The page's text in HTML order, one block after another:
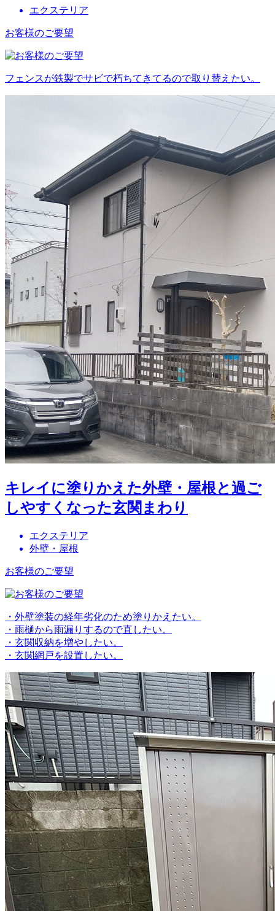
エクステリア
お客様のご要望
フェンスが鉄製でサビで朽ちてきてるので取り替えたい。
キレイに塗りかえた外壁・屋根と過ご
しやすくなった玄関まわり
エクステリア
外壁・屋根
お客様のご要望
・外壁塗装の経年劣化のため塗りかえたい。
・雨樋から雨漏りするので直したい。
・玄関収納を増やしたい。
・玄関網戸を設置したい。